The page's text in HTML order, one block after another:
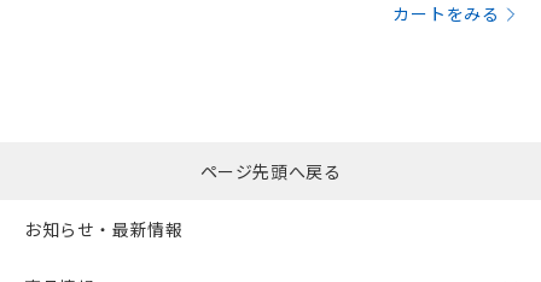
カートをみる
ページ先頭へ戻る
お知らせ・最新情報